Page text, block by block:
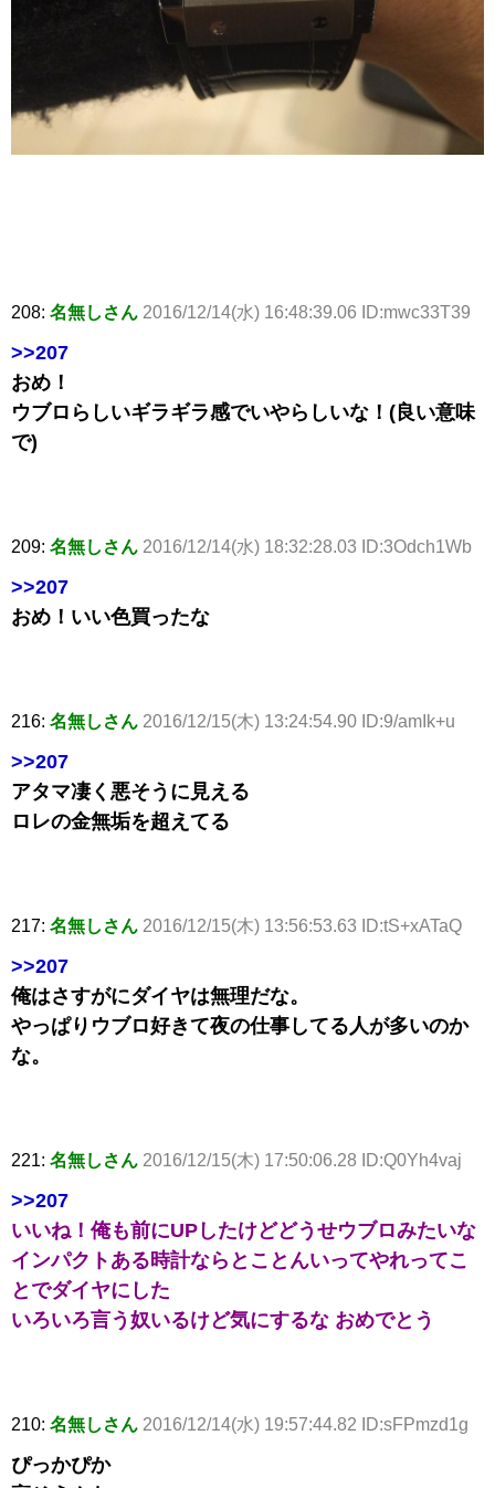
208: 名無しさん 2016/12/14(水) 16:48:39.06 ID:mwc33T39
>>207
おめ！
ウブロらしいギラギラ感でいやらしいな！(良い意味
で)
209: 名無しさん 2016/12/14(水) 18:32:28.03 ID:3Odch1Wb
>>207
おめ！いい色買ったな
216: 名無しさん 2016/12/15(木) 13:24:54.90 ID:9/amIk+u
>>207
アタマ凄く悪そうに見える
ロレの金無垢を超えてる
217: 名無しさん 2016/12/15(木) 13:56:53.63 ID:tS+xATaQ
>>207
俺はさすがにダイヤは無理だな。
やっぱりウブロ好きて夜の仕事してる人が多いのか
な。
221: 名無しさん 2016/12/15(木) 17:50:06.28 ID:Q0Yh4vaj
>>207
いいね！俺も前にUPしたけどどうせウブロみたいな
インパクトある時計ならとことんいってやれってこ
とでダイヤにした
いろいろ言う奴いるけど気にするな おめでとう
210: 名無しさん 2016/12/14(水) 19:57:44.82 ID:sFPmzd1g
ぴっかぴか